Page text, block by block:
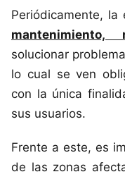
Periódicamente,
mantenimiento,
solucionar
lo cual se ven
con la única
sus usuarios.
Frente a este, es
de las zonas